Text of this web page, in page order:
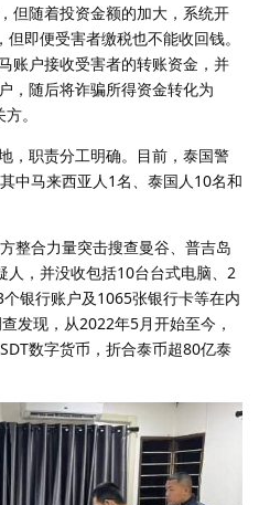
但随着投资金额的加大，系统开
即便受害者缴税也不能收回钱。
账户接收受害者的转账资金，并
，随后将诈骗所得资金转化为
。
，职责分工明确。目前，泰国警
中马来西亚人1名、泰国人10名和
整合力量突击搜查曼谷、普吉岛
，并没收包括10台台式电脑、2
银行账户及1065张银行卡等在内
发现，从2022年5月开始至今，
数字货币，折合泰币超80亿泰